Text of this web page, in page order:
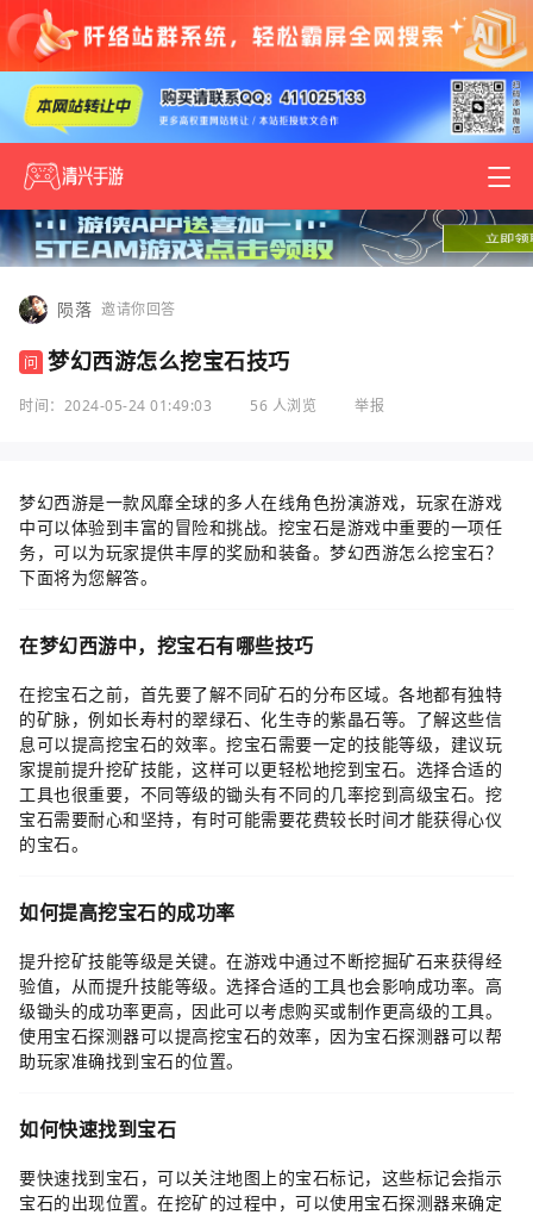
陨落 邀请你回答
问 梦幻西游怎么挖宝石技巧
时间：2024-05-24 01:49:03 56 人浏览 举报
梦幻西游是一款风靡全球的多人在线角色扮演游戏，玩家在游戏
中可以体验到丰富的冒险和挑战。挖宝石是游戏中重要的一项任
务，可以为玩家提供丰厚的奖励和装备。梦幻西游怎么挖宝石？
下面将为您解答。
在梦幻西游中，挖宝石有哪些技巧
在挖宝石之前，首先要了解不同矿石的分布区域。各地都有独特
的矿脉，例如长寿村的翠绿石、化生寺的紫晶石等。了解这些信
息可以提高挖宝石的效率。挖宝石需要一定的技能等级，建议玩
家提前提升挖矿技能，这样可以更轻松地挖到宝石。选择合适的
工具也很重要，不同等级的锄头有不同的几率挖到高级宝石。挖
宝石需要耐心和坚持，有时可能需要花费较长时间才能获得心仪
的宝石。
如何提高挖宝石的成功率
提升挖矿技能等级是关键。在游戏中通过不断挖掘矿石来获得经
验值，从而提升技能等级。选择合适的工具也会影响成功率。高
级锄头的成功率更高，因此可以考虑购买或制作更高级的工具。
使用宝石探测器可以提高挖宝石的效率，因为宝石探测器可以帮
助玩家准确找到宝石的位置。
如何快速找到宝石
要快速找到宝石，可以关注地图上的宝石标记，这些标记会指示
宝石的出现位置。在挖矿的过程中，可以使用宝石探测器来确定